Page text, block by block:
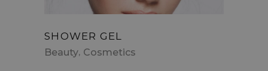
SHOWER GEL
Beauty Cosmetics